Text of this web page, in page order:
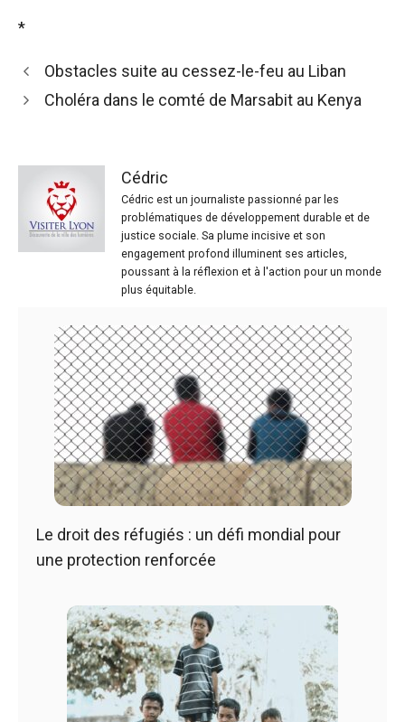
*
Obstacles suite au cessez-le-feu au Liban
Choléra dans le comté de Marsabit au Kenya
Cédric
Cédric est un journaliste passionné par les
problématiques de développement durable et de
justice sociale. Sa plume incisive et son
engagement profond illuminent ses articles,
poussant à la réflexion et à l'action pour un monde
plus équitable.
Le droit des réfugiés : un défi mondial pour
une protection renforcée